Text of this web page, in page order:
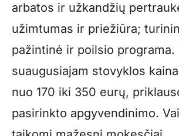
arbatos ir užkandžių
užimtumas ir priežiūra;
pažintinė ir poilsio programa.
suaugusiajam stovyklos
nuo 170 iki 350 eurų,
pasirinkto apgyvendinimo.